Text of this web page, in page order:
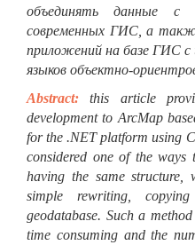
объединять данные с
современных ГИС, а
приложений на базе ГИС с
языков объектно-
Abstract:this article
development to ArcMap
for the .NET platform using
considered one of the
having the same
simple rewriting,
geodatabase. Such a
time consuming and the